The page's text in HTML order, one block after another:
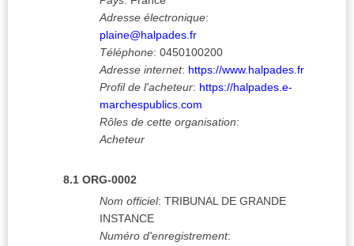
Adresse électronique:
plaine@halpades.fr
Téléphone: 0450100200
Adresse internet: https://www.halpades.fr
Profil de l'acheteur: https://halpades.e-
marchespublics.com
Rôles de cette organisation:
Acheteur
8.1 ORG-0002
Nom officiel: TRIBUNAL DE GRANDE
INSTANCE
Numéro d'enregistrement: